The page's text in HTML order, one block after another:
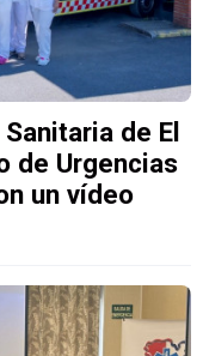
de El
de Urgencias
un vídeo